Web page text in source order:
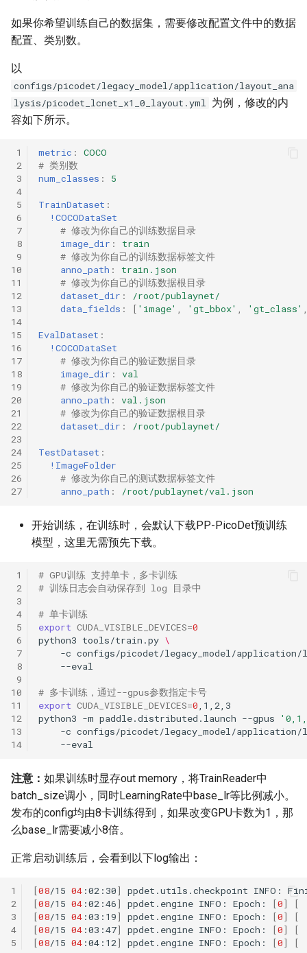
如果你希望训练自己的数据集，需要修改配置文件中的数据
配置、类别数。
以
configs/picodet/legacy_model/application/layout_ana
lysis/picodet_lcnet_x1_0_layout.yml 为例，修改的内
容如下所示。
1
2
3
4
5
6
7
8
9
10
11
12
13
14
15
16
17
18
19
20
21
22
23
24
25
26
27
metric :
COCO
# 类别数
num_classes : 5
TrainDataset :
!COCODataSet
# 修改为你自己的训练数据目录
image_dir :
train
# 修改为你自己的训练数据标签文件
anno_path :
train.json
# 修改为你自己的训练数据根目录
dataset_dir :
/root/publaynet/
data_fields : [ 'image' , 'gt_bbox' , 'gt_class'
EvalDataset :
!COCODataSet
# 修改为你自己的验证数据目录
image_dir :
val
# 修改为你自己的验证数据标签文件
anno_path :
val.json
# 修改为你自己的验证数据根目录
dataset_dir : /root/publaynet/
TestDataset :
!ImageFolder
# 修改为你自己的测试数据标签文件
anno_path : /root/publaynet/val.json
开始训练，在训练时，会默认下载PP-PicoDet预训练
模型，这里无需预先下载。
1
2
3
4
5
6
7
8
9
10
11
12
13
14
# GPU训练 支持单卡，多卡训练
# 训练日志会自动保存到 log 目录中
# 单卡训练
export CUDA_VISIBLE_DEVICES=0
python3 tools/train.py \
-c configs/picodet/legacy_model/application/
# 多卡训练，通过--gpus参数指定卡号
export CUDA_VISIBLE_DEVICES=0
python3 -m paddle.distributed.launch --gpus
-c configs/picodet/legacy_model/application/
注意： 如果训练时显存out memory，将TrainReader中
batch_size调小，同时LearningRate中base_lr等比例减小。
发布的config均由8卡训练得到，如果改变GPU卡数为1，那
么base_lr需要减小8倍。
正常启动训练后，会看到以下log输出：
1
2
3
4
5
[08/15 04 :02:30] ppdet.utils.checkpoint INFO:
[08/15 04 :02:46] ppdet.engine INFO: Epoch: [0]
[
[08/15 04 :03:19] ppdet.engine INFO: Epoch: [0]
[
[08/15 04 :03:47] ppdet.engine INFO: Epoch: [0]
[
[08/15 04 :04:12] ppdet.engine INFO: Epoch: [0] [